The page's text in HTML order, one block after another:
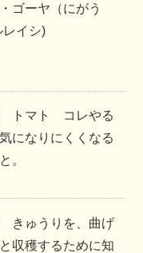
ゴーヤ（にがう
レイシ)
トマト コレやる
になりにくくなる
。
きゅうりを、曲げ
収穫するために知